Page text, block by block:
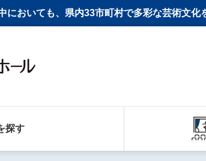
においても、県内33市町村で多彩な芸術文
探す